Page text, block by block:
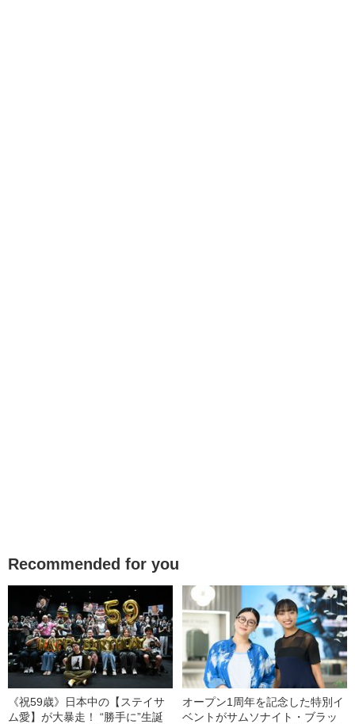
Recommended for you
《祝59歳》日本中の【ステイサ
ム愛】が大暴走！ “勝手に”生誕
オープン1周年を記念した特別イ
ベントがサムソナイト・ブラッ